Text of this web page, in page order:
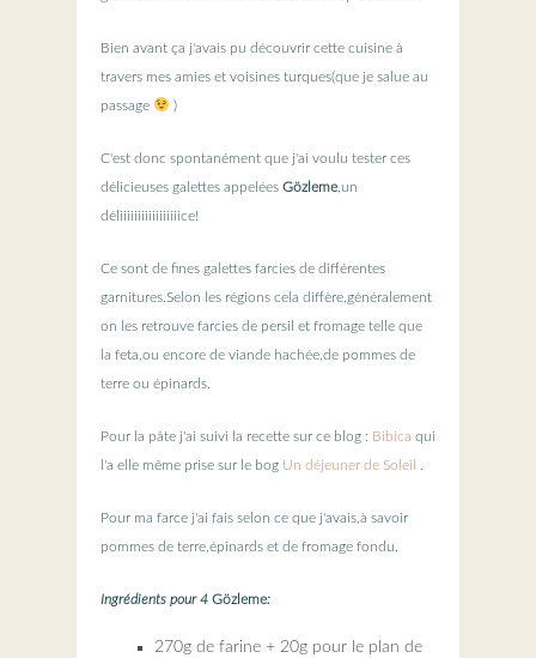
Bien avant ça j'avais pu découvrir cette cuisine à
travers mes amies et voisines turques(que je salue au
passage
)
C'est donc spontanément que j'ai voulu tester ces
délicieuses galettes appelées Gözleme ,un
déliiiiiiiiiiiiiiiiice!
Ce sont de fines galettes farcies de différentes
garnitures.Selon les régions cela diffère,généralement
on les retrouve farcies de persil et fromage telle que
la feta,ou encore de viande hachée,de pommes de
terre ou épinards.
Pour la pâte j'ai suivi la recette sur ce blog : Bibica qui
l'a elle même prise sur le bog Un déjeuner de Soleil
Pour ma farce j'ai fais selon ce que j'avais,à savoir
pommes de terre,épinards et de fromage fondu.
Ingrédients pour 4 Gözleme:
270g de farine + 20g pour le plan de